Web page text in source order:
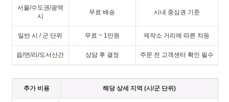
서울/수도권/광역
시
무료 배송 시내 중심권 기준
일반 시 / 군 단위 무료 ~ 1만원 제작소 거리에 따른 차등
읍/면/리/도서산간 상담 후 결정 주문 전 고객센터 확인 필수
추가 비용 해당 상세 지역 (시/군 단위)